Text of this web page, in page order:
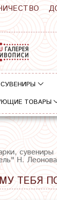
ТОВАРЫ
сувениры
Н.
ТЕБЯ